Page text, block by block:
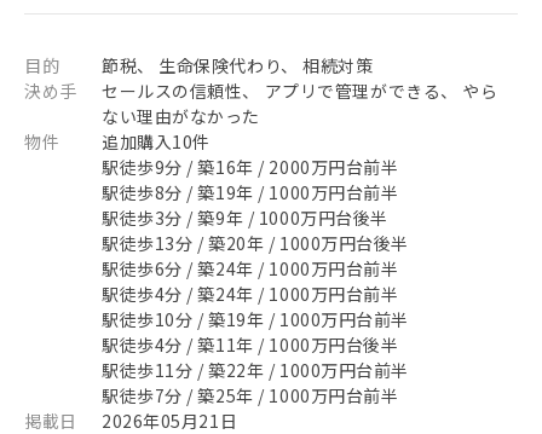
目的
節税、 生命保険代わり、 相続対策
決め手
セールスの信頼性、 アプリで管理ができる、 やら
ない理由がなかった
物件
追加購入10件
駅徒歩9分 / 築16年 / 2000万円台前半
駅徒歩8分 / 築19年 / 1000万円台前半
駅徒歩3分 / 築9年 / 1000万円台後半
駅徒歩13分 / 築20年 / 1000万円台後半
駅徒歩6分 / 築24年 / 1000万円台前半
駅徒歩4分 / 築24年 / 1000万円台前半
駅徒歩10分 / 築19年 / 1000万円台前半
駅徒歩4分 / 築11年 / 1000万円台後半
駅徒歩11分 / 築22年 / 1000万円台前半
駅徒歩7分 / 築25年 / 1000万円台前半
掲載日
2026年05月21日